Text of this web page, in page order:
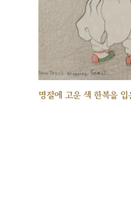
명절에 고운 색 한복을